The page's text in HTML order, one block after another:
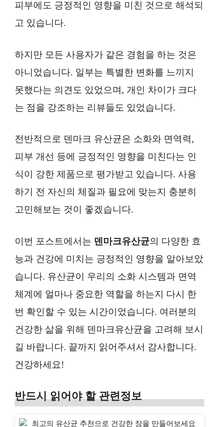
피부에도 긍정적인 영향을 미친 것으로 해석되
고 있습니다.
하지만 모든 사용자가 같은 경험을 하는 것은
아니었습니다. 일부는 특별한 변화를 느끼지
못했다는 의견도 있었으며, 개인 차이가 크다
는 점을 강조하는 리뷰들도 있었습니다.
전반적으로 덴마크 유산균은 소화와 면역력,
피부 개선 등에 긍정적인 영향을 미친다는 인
식이 강한 제품으로 평가받고 있습니다. 사용
하기 전 자신의 체질과 필요에 맞는지 충분히
고민해보는 것이 좋겠습니다.
이번 포스트에서는 덴마크유산균의 다양한 효
능과 건강에 미치는 긍정적인 영향을 알아보았
습니다. 유산균이 우리의 소화 시스템과 면역
체계에 얼마나 중요한 역할을 하는지 다시 한
번 확인할 수 있는 시간이었습니다. 여러분의
건강한 삶을 위해 덴마크유산균을 고려해 보시
길 바랍니다. 끝까지 읽어주셔서 감사합니다.
건강하세요!
반드시 읽어야 할 관련정보